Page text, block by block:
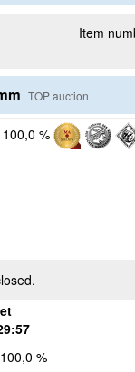
Item
TOP auction
100,0 %
100,0 %